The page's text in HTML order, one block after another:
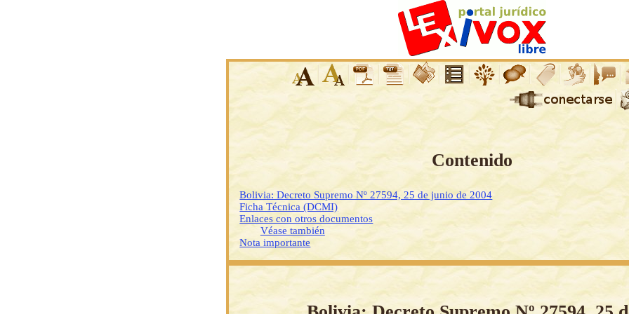
Contenido
Bolivia: Decreto Supremo Nº 27594, 25 de junio de 2004
Ficha Técnica (DCMI)
Enlaces con otros documentos
Véase también
Nota importante